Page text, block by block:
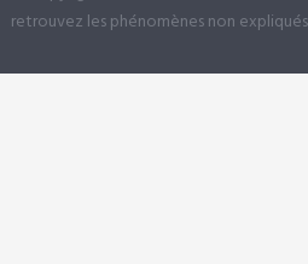
retrouvez les phénomènes non expliqués